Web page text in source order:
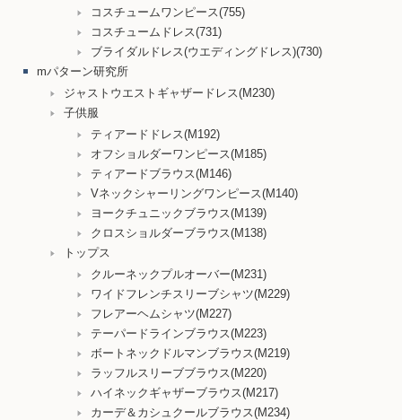
コスチュームワンピース(755)
コスチュームドレス(731)
ブライダルドレス(ウエディングドレス)(730)
mパターン研究所
ジャストウエストギャザードレス(M230)
子供服
ティアードドレス(M192)
オフショルダーワンピース(M185)
ティアードブラウス(M146)
Vネックシャーリングワンピース(M140)
ヨークチュニックブラウス(M139)
クロスショルダーブラウス(M138)
トップス
クルーネックプルオーバー(M231)
ワイドフレンチスリーブシャツ(M229)
フレアーヘムシャツ(M227)
テーパードラインブラウス(M223)
ボートネックドルマンブラウス(M219)
ラッフルスリーブブラウス(M220)
ハイネックギャザーブラウス(M217)
カーデ＆カシュクールブラウス(M234)